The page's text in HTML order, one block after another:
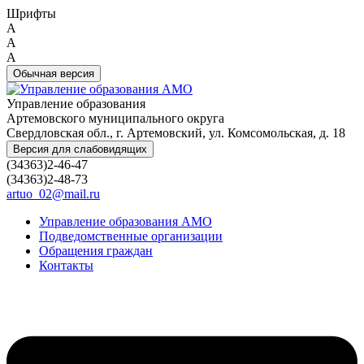
Шрифты
A
A
A
Обычная версия
Управление образования
Артемовского муниципального округа
Свердловская обл., г. Артемовский, ул. Комсомольская, д. 18
Версия для слабовидящих
(34363)2-46-47
(34363)2-48-73
artuo_02@mail.ru
Управление образования АМО
Подведомственные организации
Обращения граждан
Контакты